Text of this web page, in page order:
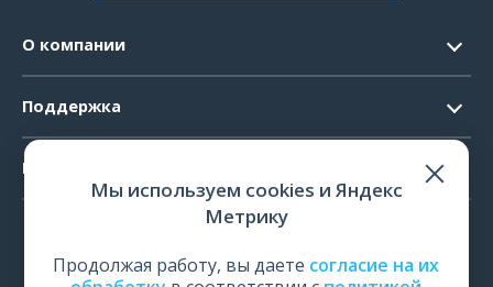
О компании
Официальные документы
Поддержка
Системные требования
Поверка и калибровка
Продукты
ЭМГ
Мы используем cookies и Яндекс
Метрику
Продолжая работу, вы даете согласие на их